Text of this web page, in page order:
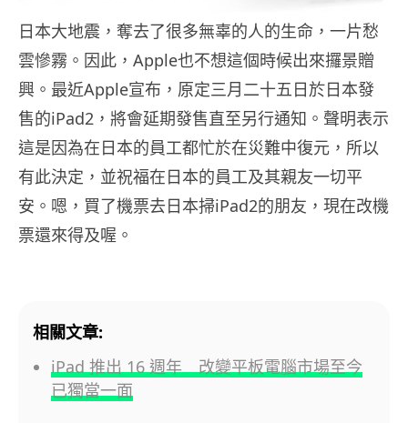
日本大地震，奪去了很多無辜的人的生命，一片愁
雲慘霧。因此，Apple也不想這個時候出來攞景贈
興。最近Apple宣布，原定三月二十五日於日本發
售的iPad2，將會延期發售直至另行通知。聲明表示
這是因為在日本的員工都忙於在災難中復元，所以
有此決定，並祝福在日本的員工及其親友一切平
安。嗯，買了機票去日本掃iPad2的朋友，現在改機
票還來得及喔。
相關文章:
iPad 推出 16 週年 改變平板電腦市場至今
已獨當一面